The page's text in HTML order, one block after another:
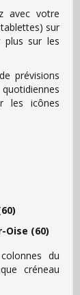
avec votre
sur
plus sur les
prévisions
les icônes
Oise (60)
du
créneau